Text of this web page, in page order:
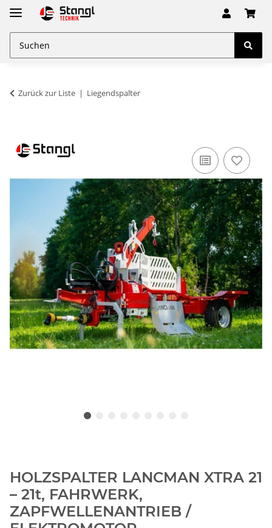
Zurück zur Liste Liegendspalter
HOLZSPALTER LANCMAN XTRA 21
– 21t, FAHRWERK,
ZAPFWELLENANTRIEB /